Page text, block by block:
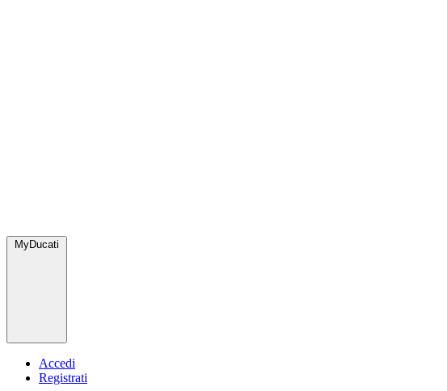
MyDucati
Accedi
Registrati